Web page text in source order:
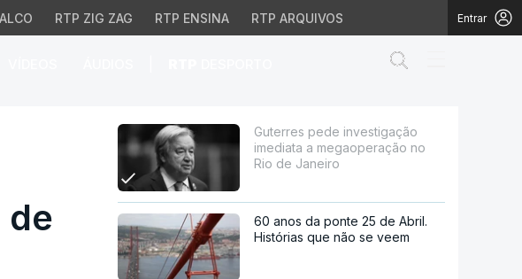
RTP ZIG ZAG RTP ENSINA RTP ARQUIVOS Entrar
a megaoperação no Rio de
de
Guterres pede investigação
imediata a megaoperação no
Rio de Janeiro
60 anos da ponte 25 de Abril.
Histórias que não se veem